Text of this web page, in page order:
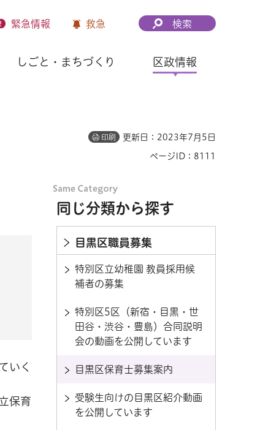
緊急情報 救急 検索
しごと・まちづくり 区政情報
印刷 更新日：2023年7月5日
ページID：8111
いく
保育
同じ分類から探す
目黒区職員募集
特別区立幼稚園 教員採用候
補者の募集
特別区5区（新宿・目黒・世
田谷・渋谷・豊島）合同説明
会の動画を公開しています
目黒区保育士募集案内
受験生向けの目黒区紹介動画
を公開しています